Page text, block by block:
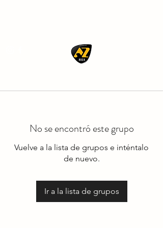
No se encontró este grupo
Vuelve a la lista de grupos e inténtalo
de nuevo.
Ir a la lista de grupos